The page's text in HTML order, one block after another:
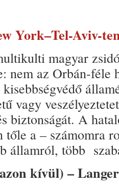
York–Tel-Aviv-
magyar
nem az Orbán-féle
vagy
biztonságát. A
tőle a – számomra
államról, több
kívül) –